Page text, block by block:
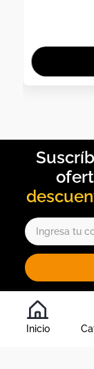
Inicio
Al inscribirte al
condiciones
, y